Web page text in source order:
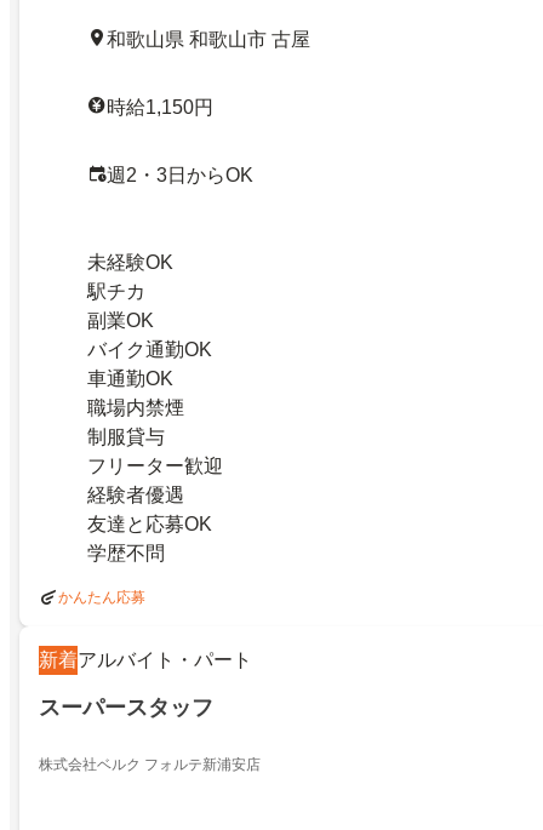
和歌山県 和歌山市 古屋
時給1,150円
週2・3日からOK
未経験OK
駅チカ
副業OK
バイク通勤OK
車通勤OK
職場内禁煙
制服貸与
フリーター歓迎
経験者優遇
友達と応募OK
学歴不問
かんたん応募
新着アルバイト・パート
スーパースタッフ
株式会社ベルク フォルテ新浦安店